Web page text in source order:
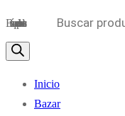
Búsqueda de productos
Inicio
Bazar